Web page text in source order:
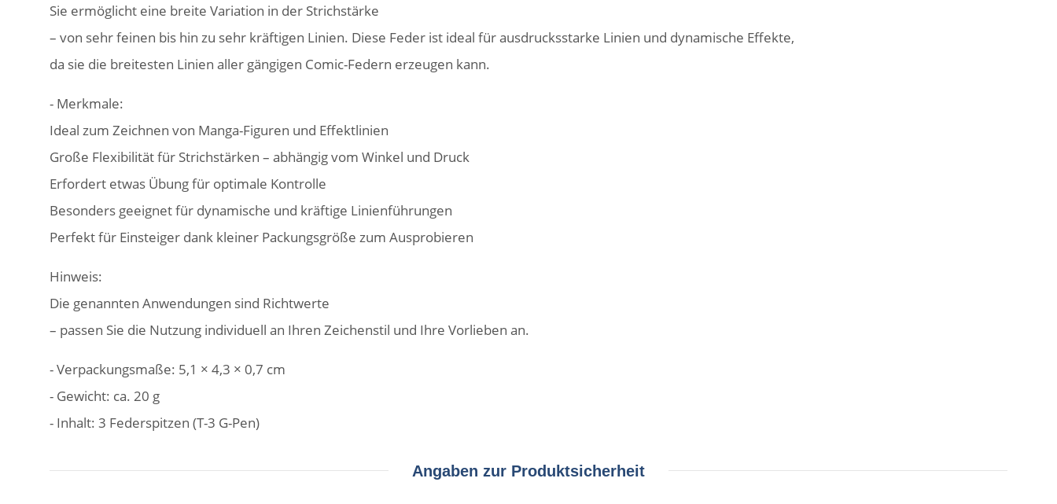
Sie ermöglicht eine breite Variation in der Strichstärke
– von sehr feinen bis hin zu sehr kräftigen Linien. Diese Feder ist ideal für ausdrucksstarke Linien und dynamische Effekte,
da sie die breitesten Linien aller gängigen Comic-Federn erzeugen kann.
- Merkmale:
Ideal zum Zeichnen von Manga-Figuren und Effektlinien
Große Flexibilität für Strichstärken – abhängig vom Winkel und Druck
Erfordert etwas Übung für optimale Kontrolle
Besonders geeignet für dynamische und kräftige Linienführungen
Perfekt für Einsteiger dank kleiner Packungsgröße zum Ausprobieren
Hinweis:
Die genannten Anwendungen sind Richtwerte
– passen Sie die Nutzung individuell an Ihren Zeichenstil und Ihre Vorlieben an.
- Verpackungsmaße: 5,1 × 4,3 × 0,7 cm
- Gewicht: ca. 20 g
- Inhalt: 3 Federspitzen (T-3 G-Pen)
Angaben zur Produktsicherheit